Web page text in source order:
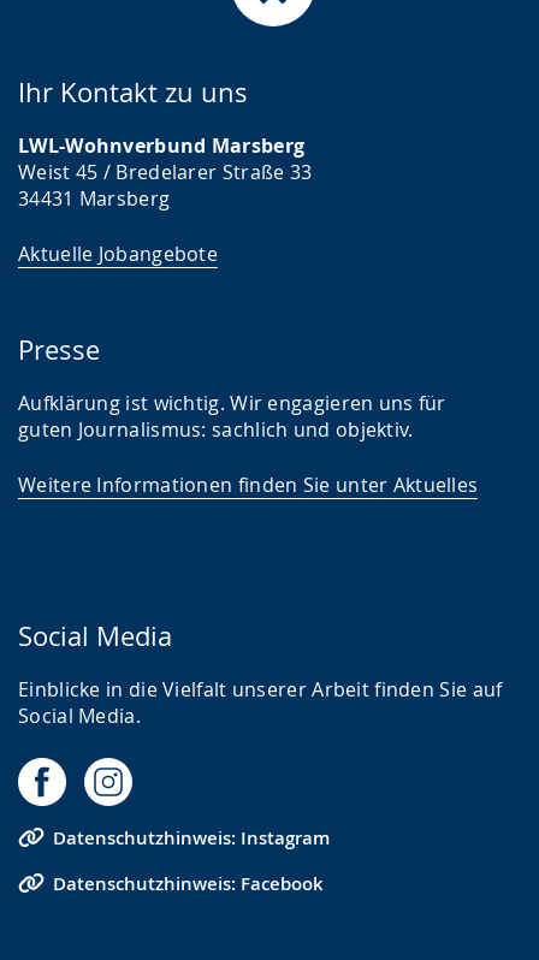
Ihr Kontakt zu uns
LWL-Wohnverbund Marsberg
Weist 45 / Bredelarer Straße 33
34431 Marsberg
Aktuelle Jobangebote
Presse
Aufklärung ist wichtig. Wir engagieren uns für
guten Journalismus: sachlich und objektiv.
Weitere Informationen finden Sie unter Aktuelles
Social Media
Einblicke in die Vielfalt unserer Arbeit finden Sie auf
Social Media.
Datenschutzhinweis: Instagram
Datenschutzhinweis: Facebook